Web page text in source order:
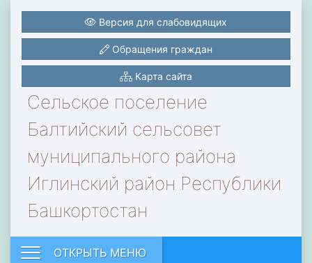
Сельское поселение
Балтийский сельсовет
муниципального района
Иглинский район Республики
Башкортостан
Версия для слабовидящих
Обращения граждан
Карта сайта
ОТКРЫТЬ МЕНЮ